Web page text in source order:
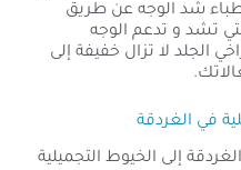
شد الوجه عن طريق
تشد و تدعم الوجه
الجلد لا تزال خفيفة إلى
في الغردقة
إلى الخيوط التجميلية